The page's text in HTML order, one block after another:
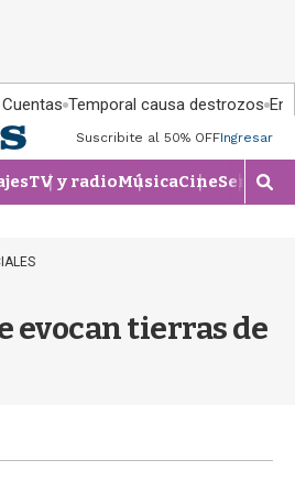
Temporal causa destrozos En
Suscribite al 50% OFFIngresar
TV y radioMúsicaCineSeries
M
o
r
b
e
evocan tierras de